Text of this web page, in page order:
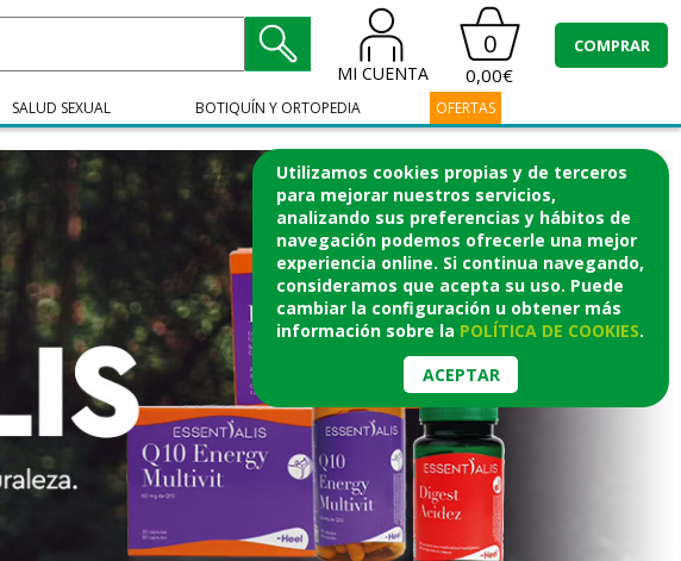
Utilizamos cookies propias y de terceros
para mejorar nuestros servicios,
analizando sus preferencias y hábitos de
navegación podemos ofrecerle una mejor
experiencia online. Si continua navegando,
consideramos que acepta su uso. Puede
cambiar la configuración u obtener más
información sobre la POLÍTICA DE COOKIES.
ACEPTAR
MI CUENTA
0
0,00€
COMPRAR
SALUD SEXUAL BOTIQUÍN Y ORTOPEDIA OFERTAS